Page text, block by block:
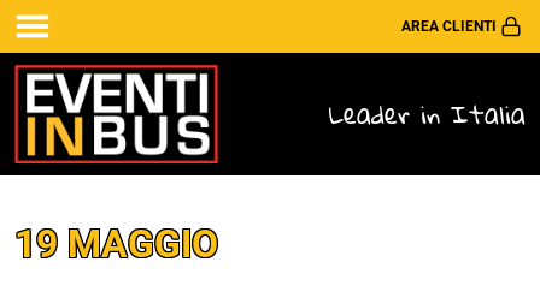
AREA CLIENTI
Leader in Italia
19 MAGGIO